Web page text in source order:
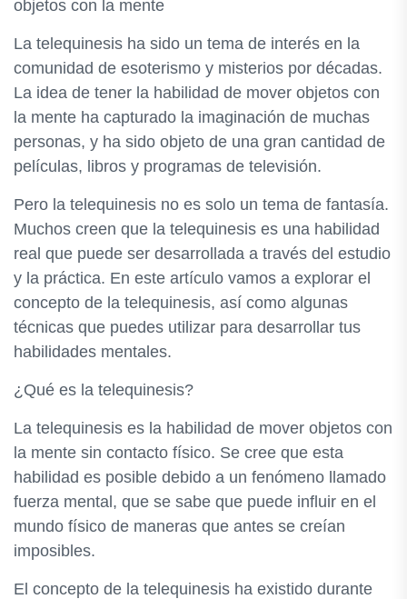
objetos con la mente
La telequinesis ha sido un tema de interés en la
comunidad de esoterismo y misterios por décadas.
La idea de tener la habilidad de mover objetos con
la mente ha capturado la imaginación de muchas
personas, y ha sido objeto de una gran cantidad de
películas, libros y programas de televisión.
Pero la telequinesis no es solo un tema de fantasía.
Muchos creen que la telequinesis es una habilidad
real que puede ser desarrollada a través del estudio
y la práctica. En este artículo vamos a explorar el
concepto de la telequinesis, así como algunas
técnicas que puedes utilizar para desarrollar tus
habilidades mentales.
¿Qué es la telequinesis?
La telequinesis es la habilidad de mover objetos con
la mente sin contacto físico. Se cree que esta
habilidad es posible debido a un fenómeno llamado
fuerza mental, que se sabe que puede influir en el
mundo físico de maneras que antes se creían
imposibles.
El concepto de la telequinesis ha existido durante